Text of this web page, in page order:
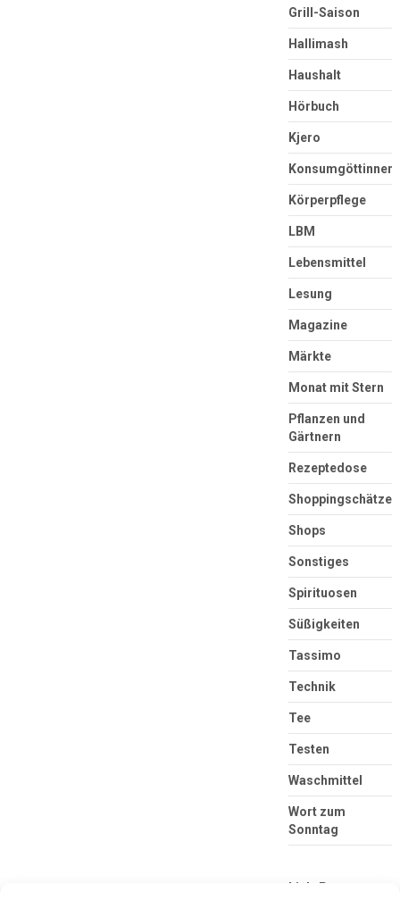
Grill-Saison
Hallimash
Haushalt
Hörbuch
Kjero
Konsumgöttinnen
Körperpflege
LBM
Lebensmittel
Lesung
Magazine
Märkte
Monat mit Stern
Pflanzen und
Gärtnern
Rezeptedose
Shoppingschätze
Shops
Sonstiges
Spirituosen
Süßigkeiten
Tassimo
Technik
Tee
Testen
Waschmittel
Wort zum
Sonntag
Link-Partner